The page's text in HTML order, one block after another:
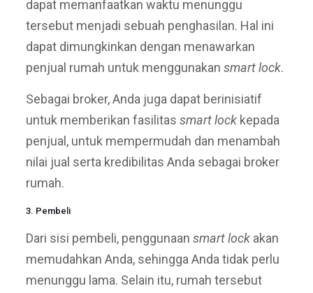
dapat memanfaatkan waktu menunggu
tersebut menjadi sebuah penghasilan. Hal ini
dapat dimungkinkan dengan menawarkan
penjual rumah untuk menggunakan smart lock.
Sebagai broker, Anda juga dapat berinisiatif
untuk memberikan fasilitas smart lockkepada
penjual, untuk mempermudah dan menambah
nilai jual serta kredibilitas Anda sebagai broker
rumah.
3. Pembeli
Dari sisi pembeli, penggunaan smart lockakan
memudahkan Anda, sehingga Anda tidak perlu
menunggu lama. Selain itu, rumah tersebut